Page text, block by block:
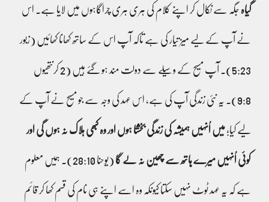
گیاہجگہ سے نکال کر اپنے کلام کی ہری ہری چراگاہوں میں لایا ہے۔ اس
نے آپ کے لیے میز تیار کی ہے تاکہ آپ اس کے ساتھ کھانا کھائیں (زبور
5:23)۔ آپ مسیح کے وسیلے سے دولت مند ہو گئے ہیں (2 کرنتھیوں
9:8)۔ یہ نئی زندگی آپ کی ہے، اس عہد کی وجہ سے جو مسیح نے آپ کے
لیے کیا؛میں اُنہیں ہمیشہ کی زندگی بخشتا ہوں اور وہ کبھی ہلاک نہ ہوں گی اور
کوئی اُنہیں میرے ہاتھ سے چھین نہ لے گا (یوحنا 28:10)۔ ہمیں معلوم
ہے کہ یہ عہد ٹوٹ نہیں سکتا کیونکہ وہ اسے اپنے ہی نام کی قسم کھا کر قائم